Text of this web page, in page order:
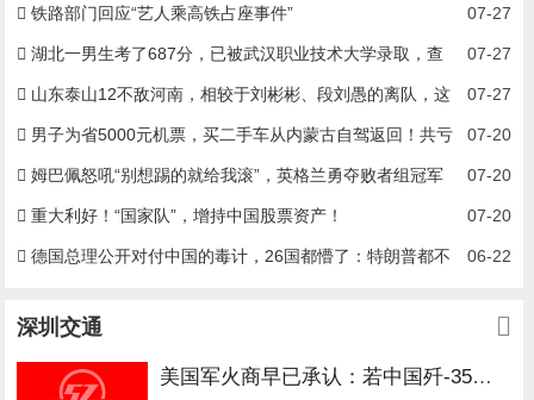
07-27
铁路部门回应“艺人乘高铁占座事件”
07-27
湖北一男生考了687分，已被武汉职业技术大学录取，查
到录取结果时，刚从鱼塘喂完鱼回来，本人回应：想当网络工程师
07-27
山东泰山12不敌河南，相较于刘彬彬、段刘愚的离队，这
4人更应离去 07-20
男子为省5000元机票，买二手车从内蒙古自驾返回！共亏
24000元 07-20
姆巴佩怒吼“别想踢的就给我滚”，英格兰勇夺败者组冠军
的背后故事！ 07-20
重大利好！“国家队”，增持中国股票资产！
06-22
德国总理公开对付中国的毒计，26国都懵了：特朗普都不
深圳交通
美国军火商早已承认：若中国歼-35真装涡扇19，将会是F-35的噩梦